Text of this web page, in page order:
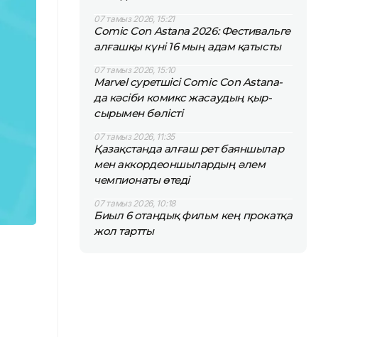
07 тамыз 2026, 15:21
Comic Con Astana 2026: Фестивальге
алғашқы күні 16 мың адам қатысты
07 тамыз 2026, 15:10
Marvel суретшісі Comic Con Astana-
да кәсіби комикс жасаудың қыр-
сырымен бөлісті
07 тамыз 2026, 11:35
Қазақстанда алғаш рет баяншылар
мен аккордеоншылардың әлем
чемпионаты өтеді
07 тамыз 2026, 10:18
Биыл 6 отандық фильм кең прокатқа
жол тартты